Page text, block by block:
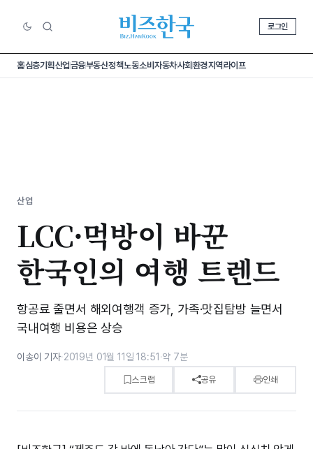
로그인
홈심층기획산업금융부동산정책노동소비 자동차사회환경지역라이프
산업
LCC·먹방이 바꾼
한국인의 여행 트렌드
항공료 줄면서 해외여행객 증가, 가족·맛집탐방 늘면서
국내여행 비용은 상승
이송이 기자·2019년 01월 11일 18:51 ·약 7분
스크랩 공유 인쇄